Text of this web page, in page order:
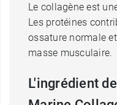
Le collagène est
Les protéines
ossature normale
masse musculaire.
L'ingrédient